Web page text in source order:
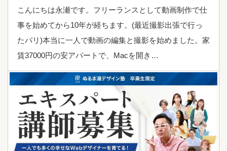
こんにちは永瀬です。フリーランスとして動画制作で仕
事を始めてから10年が経ちます。(最近撮影出張で行っ
たパリ)本当に一人で動画の編集と撮影を始めました。家
賃37000円の安アパートで、Macを開き…